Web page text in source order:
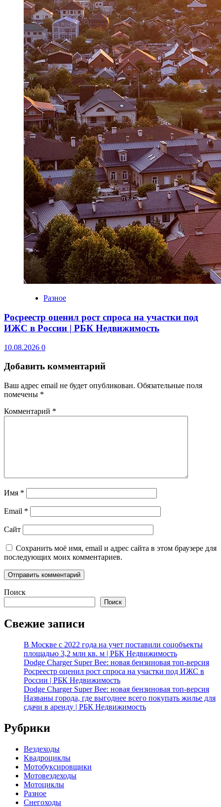
Разное
Росреестр оценил рост спроса на участки под
ИЖС в России | РБК Недвижимость
10.08.2026 0
Добавить комментарий
Ваш адрес email не будет опубликован. Обязательные поля
помечены *
Комментарий *
Имя *
Email *
Сайт
Сохранить моё имя, email и адрес сайта в этом браузере для
последующих моих комментариев.
Поиск
Поиск
Свежие записи
В Москве с 2022 года на учет поставили соцобъекты
площадью 3,2 млн кв. м | РБК Недвижимость
Dodge Charger Super Bee: новая бензиновая топ-версия
Росреестр оценил рост спроса на участки под ИЖС в
России | РБК Недвижимость
Dodge Charger Super Bee: новая бензиновая топ-версия
Названы города, где выгоднее всего покупать жилье для
сдачи в аренду | РБК Недвижимость
Рубрики
Вездеходы
Квадроциклы
Мотобуксировщики
Мотовездеходы
Мотоциклы
Разное
Снегоходы